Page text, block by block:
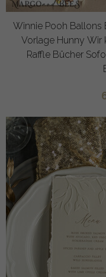
Winnie Pooh Ballons
Vorlage Hunny Wir
Raffle Bücher